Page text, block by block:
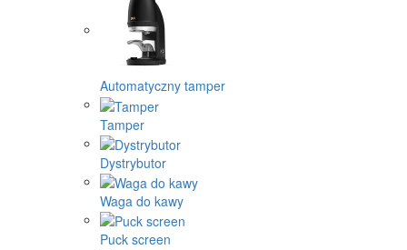
Automatyczny tamper
Tamper
Dystrybutor
Waga do kawy
Puck screen